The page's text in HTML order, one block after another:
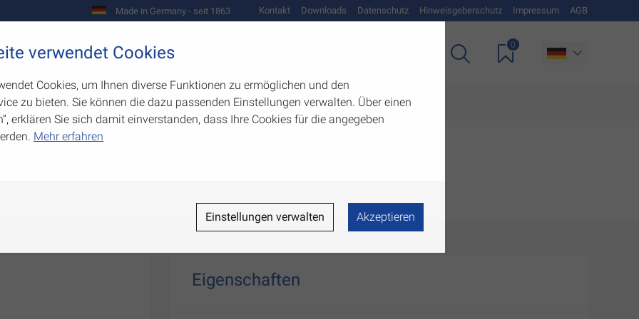
Made in Germany - seit 1863 Kontakt Downloads Datenschutz Hinweisgeberschutz Impressum AGB
Werkzeugbau
0
Eigenschaften
verwendet Cookies
Cookies, um Ihnen diverse Funktionen zu ermöglichen und den
zu bieten. Sie können die dazu passenden Einstellungen verwalten. Über einen
erklären Sie sich damit einverstanden, dass Ihre Cookies für die angegeben
Mehr erfahren
Einstellungen verwalten Akzeptieren